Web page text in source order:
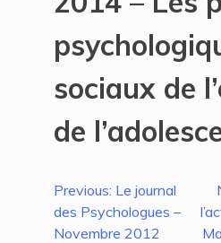
sociaux de
de
Navigation
de
Previous: Le journal
des Psychologues –
Novembre 2012